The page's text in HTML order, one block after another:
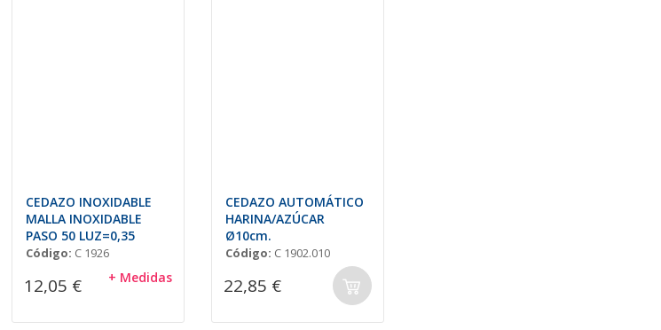
CEDAZO INOXIDABLE
MALLA INOXIDABLE
PASO 50 LUZ=0,35
Código: C 1926
12,05 € + Medidas
CEDAZO AUTOMÁTICO
HARINA/AZÚCAR
Ø10cm.
Código: C 1902.010
22,85 €